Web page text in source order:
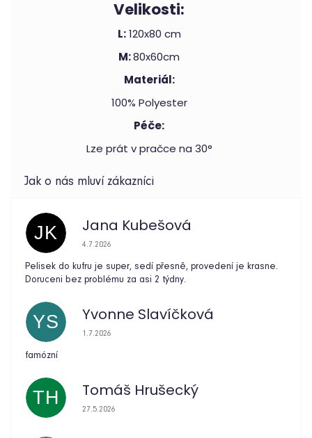
Velikosti:
L:120x80 cm
M:80x60cm
Materiál:
100% Polyester
Péče:
Lze prát v pračce na 30°
JK Jana Kubešová
Hodnocení obchodu je 5 z 5 hvězdiček.
4.7.2026
Pelisek do kufru je super, sedí přesně, provedení je krasne.
Doruceni bez problému za asi 2 týdny.
YS Yvonne Slavíčková
Hodnocení obchodu je 5 z 5 hvězdiček.
1.7.2026
famózní
TH Tomáš Hrušecký
Hodnocení obchodu je 5 z 5 hvězdiček.
27.5.2026